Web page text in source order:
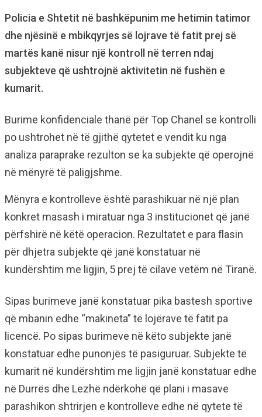
Policia e Shtetit në bashkëpunim me hetimin tatimor
dhe njësinë e mbikqyrjes së lojrave të fatit prej së
martës kanë nisur një kontroll në terren ndaj
subjekteve që ushtrojnë aktivitetin në fushën e
kumarit.
Burime konfidenciale thanë për Top Chanel se kontrolli
po ushtrohet në të gjithë qytetet e vendit ku nga
analiza paraprake rezulton se ka subjekte që operojnë
në mënyrë të paligjshme.
Mënyra e kontrolleve është parashikuar në një plan
konkret masash i miratuar nga 3 institucionet që janë
përfshirë në këtë operacion. Rezultatet e para flasin
për dhjetra subjekte që janë konstatuar në
kundërshtim me ligjin, 5 prej të cilave vetëm në Tiranë.
Sipas burimeve janë konstatuar pika bastesh sportive
që mbanin edhe “makineta” të lojërave të fatit pa
licencë. Po sipas burimeve në këto subjekte janë
konstatuar edhe punonjës të pasiguruar. Subjekte të
kumarit në kundërshtim me ligjin janë konstatuar edhe
në Durrës dhe Lezhë ndërkohë që plani i masave
parashikon shtrirjen e kontrolleve edhe në qytete të